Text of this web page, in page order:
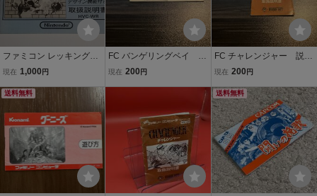
ファミコン レッキングク
ルー 説明書のみ
現在 1,000 円
FC バンゲリングベイ 説
明書のみ
現在 200 円
FC チャレンジャー 説明
書のみ
現在 200 円
送料無料 送料無料